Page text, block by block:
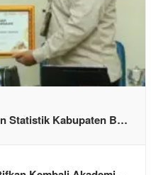
Statistik Kabupaten B…